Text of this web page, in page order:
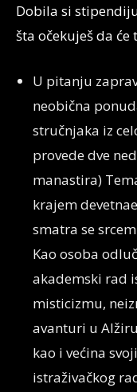
Dobila si
šta očekuješ da će
U pitanju
neobična
stručnjaka iz
provede dve
manastira)
krajem
smatra se
Kao osoba
akademski rad
misticizmu,
avanturi u
kao i većina
istraživačkog